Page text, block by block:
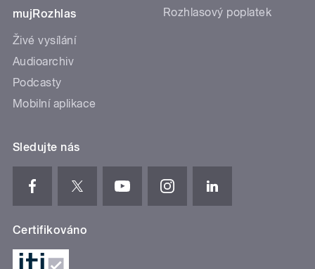
mujRozhlas
Živé vysílání
Audioarchiv
Podcasty
Mobilní aplikace
Rozhlasový poplatek
Sledujte nás
Certifikováno